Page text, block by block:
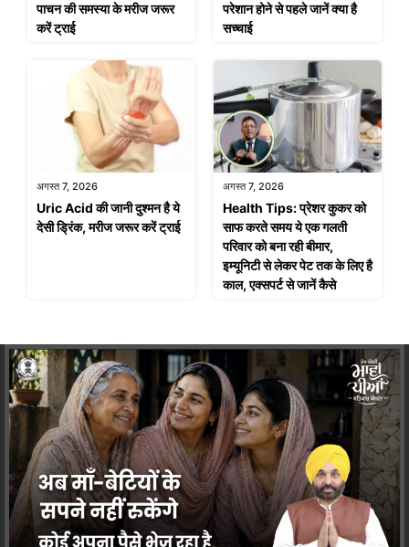
पाचन की समस्या के मरीज जरूर
करें ट्राई
परेशान होने से पहले जानें क्या है
सच्चाई
अगस्त 7, 2026
Uric Acid की जानी दुश्मन है ये
देसी ड्रिंक, मरीज जरूर करें ट्राई
अगस्त 7, 2026
Health Tips: प्रेशर कुकर को
साफ करते समय ये एक गलती
परिवार को बना रही बीमार,
इम्यूनिटी से लेकर पेट तक के लिए है
काल, एक्सपर्ट से जानें कैसे